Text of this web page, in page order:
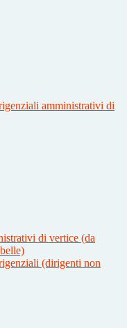
amministrativi di
di vertice (da
(dirigenti non